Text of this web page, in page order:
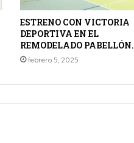
ESTRENO CON VICTORIA
DEPORTIVA EN EL
REMODELADO PABELLÓN.
febrero 5, 2025